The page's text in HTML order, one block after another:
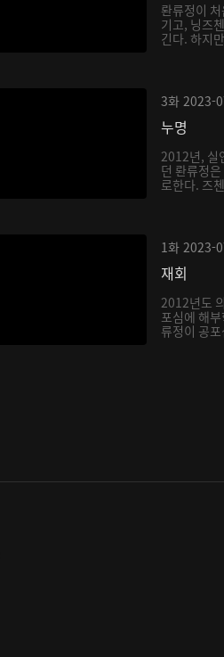
롼류정이
기고, 닝즈
긴다. 하지
3화 2023-
누명
2012년, 실
던 롼류정
로한다. 즈
1화 2023-
재회
2012년도
포심에 해
류정이 공